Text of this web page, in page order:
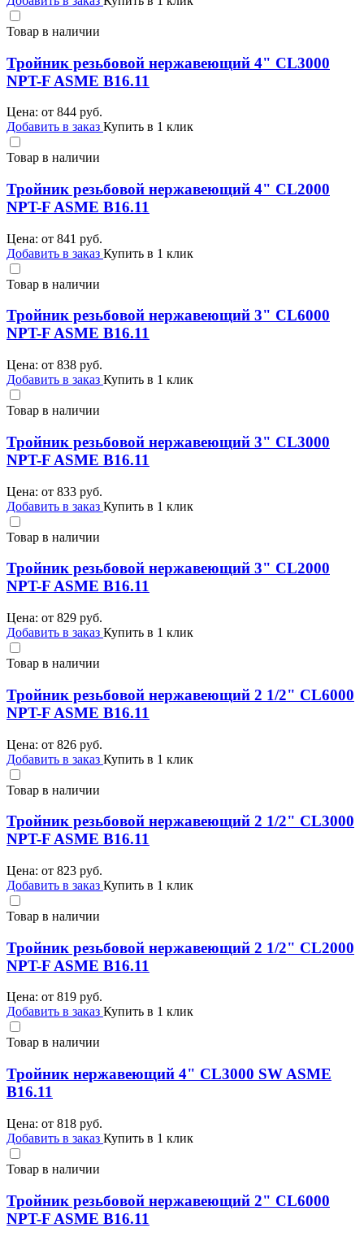
Товар в наличии
Тройник резьбовой нержавеющий 4" CL3000
NPT-F ASME B16.11
Цена: от 844 руб.
Добавить в заказ Купить в 1 клик
Товар в наличии
Тройник резьбовой нержавеющий 4" CL2000
NPT-F ASME B16.11
Цена: от 841 руб.
Добавить в заказ Купить в 1 клик
Товар в наличии
Тройник резьбовой нержавеющий 3" CL6000
NPT-F ASME B16.11
Цена: от 838 руб.
Добавить в заказ Купить в 1 клик
Товар в наличии
Тройник резьбовой нержавеющий 3" CL3000
NPT-F ASME B16.11
Цена: от 833 руб.
Добавить в заказ Купить в 1 клик
Товар в наличии
Тройник резьбовой нержавеющий 3" CL2000
NPT-F ASME B16.11
Цена: от 829 руб.
Добавить в заказ Купить в 1 клик
Товар в наличии
Тройник резьбовой нержавеющий 2 1/2" CL6000
NPT-F ASME B16.11
Цена: от 826 руб.
Добавить в заказ Купить в 1 клик
Товар в наличии
Тройник резьбовой нержавеющий 2 1/2" CL3000
NPT-F ASME B16.11
Цена: от 823 руб.
Добавить в заказ Купить в 1 клик
Товар в наличии
Тройник резьбовой нержавеющий 2 1/2" CL2000
NPT-F ASME B16.11
Цена: от 819 руб.
Добавить в заказ Купить в 1 клик
Товар в наличии
Тройник нержавеющий 4" CL3000 SW ASME
B16.11
Цена: от 818 руб.
Добавить в заказ Купить в 1 клик
Товар в наличии
Тройник резьбовой нержавеющий 2" CL6000
NPT-F ASME B16.11